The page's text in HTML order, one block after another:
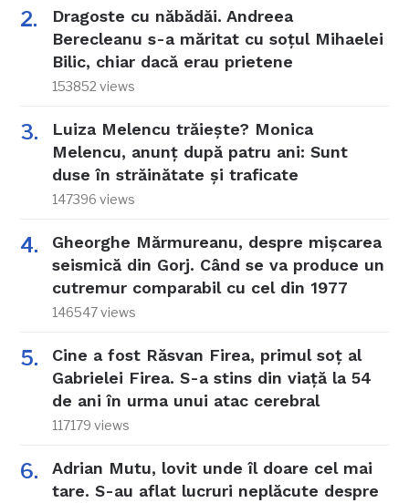
Dragoste cu năbădăi. Andreea
Berecleanu s-a măritat cu soțul Mihaelei
Bilic, chiar dacă erau prietene
153852 views
Luiza Melencu trăiește? Monica
Melencu, anunț după patru ani: Sunt
duse în străinătate și traficate
147396 views
Gheorghe Mărmureanu, despre mișcarea
seismică din Gorj. Când se va produce un
cutremur comparabil cu cel din 1977
146547 views
Cine a fost Răsvan Firea, primul soț al
Gabrielei Firea. S-a stins din viață la 54
de ani în urma unui atac cerebral
117179 views
Adrian Mutu, lovit unde îl doare cel mai
tare. S-au aflat lucruri neplăcute despre